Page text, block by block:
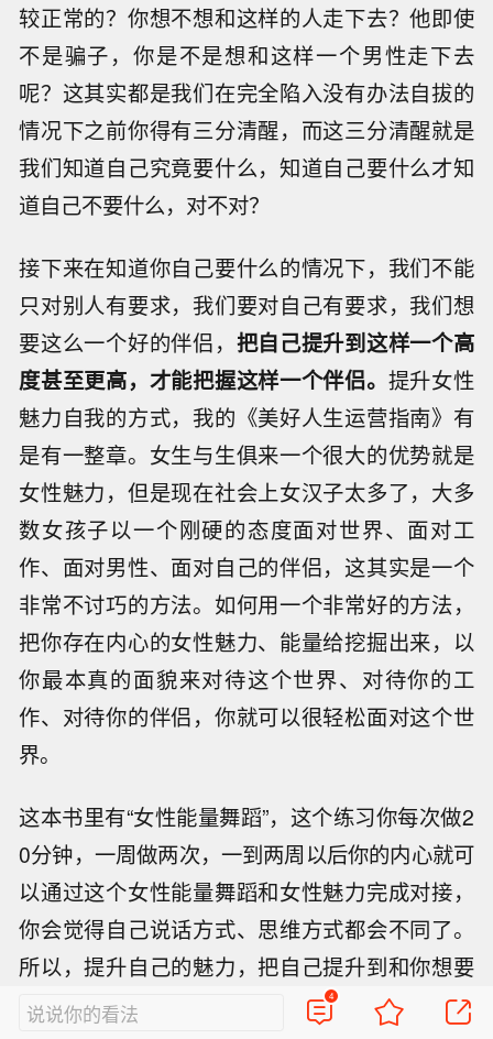
较正常的？你想不想和这样的人走下去？他即使
不是骗子，你是不是想和这样一个男性走下去
呢？这其实都是我们在完全陷入没有办法自拔的
情况下之前你得有三分清醒，而这三分清醒就是
我们知道自己究竟要什么，知道自己要什么才知
道自己不要什么，对不对？
接下来在知道你自己要什么的情况下，我们不能
只对别人有要求，我们要对自己有要求，我们想
要这么一个好的伴侣， 把自己提升到这样一个高
度甚至更高，才能把握这样一个伴侣。 提升女性
魅力自我的方式，我的《美好人生运营指南》有
是有一整章。女生与生俱来一个很大的优势就是
女性魅力，但是现在社会上女汉子太多了，大多
数女孩子以一个刚硬的态度面对世界、面对工
作、面对男性、面对自己的伴侣，这其实是一个
非常不讨巧的方法。如何用一个非常好的方法，
把你存在内心的女性魅力、能量给挖掘出来，以
你最本真的面貌来对待这个世界、对待你的工
作、对待你的伴侣，你就可以很轻松面对这个世
界。
这本书里有“女性能量舞蹈”，这个练习你每次做2
0分钟，一周做两次，一到两周以后你的内心就可
以通过这个女性能量舞蹈和女性魅力完成对接，
你会觉得自己说话方式、思维方式都会不同了。
所以，提升自己的魅力，把自己提升到和你想要
的伴侣是一个阶层的，这是非常非常重要的一
说说你的看法
4